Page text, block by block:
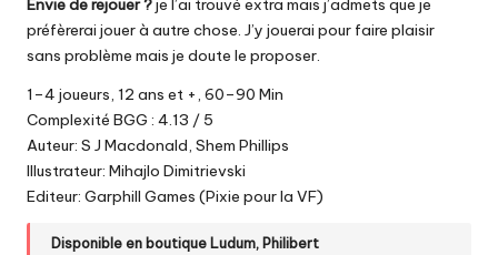
Envie de rejouer ?je l’ai trouvé extra mais j’admets que je
préfèrerai jouer à autre chose. J’y jouerai pour faire plaisir
sans problème mais je doute le proposer.
1–4 joueurs, 12 ans et +, 60–90 Min
Complexité BGG : 4.13 / 5
Auteur: S J Macdonald, Shem Phillips
Illustrateur: Mihajlo Dimitrievski
Editeur: Garphill Games (Pixie pour la VF)
Disponible en boutique Ludum, Philibert